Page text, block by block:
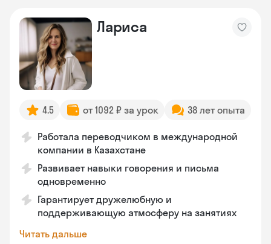
Лариса
4.5 от 1092 ₽ за урок 38 лет опыта
Работала переводчиком в международной
компании в Казахстане
Развивает навыки говорения и письма
одновременно
Гарантирует дружелюбную и
поддерживающую атмосферу на занятиях
Читать дальше